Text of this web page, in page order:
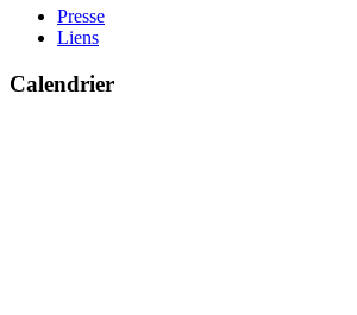
Presse
Liens
Calendrier